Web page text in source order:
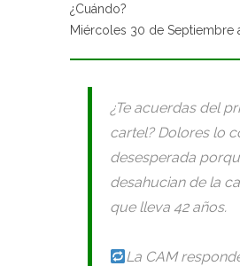
¿Cuándo?
Miércoles 30 de Septiembre
¿Te acuerdas del
cartel? Dolores lo
desesperada
desahucian de la
que lleva 42 años.
La CAM